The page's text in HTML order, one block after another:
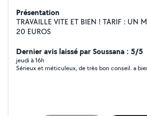
Présentation
TRAVAILLE VITE ET BIEN ! TARIF : UN
20 EUROS
Dernier avis laissé par Soussana : 5/5
jeudi à 16h
Sérieux et méticuleux, de très bon conseil. a